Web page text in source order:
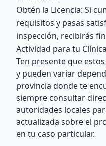
Obtén la Licencia: Si
requisitos y pasas
inspección, recibirás
Actividad para tu
Ten presente que
y pueden variar
provincia donde te
siempre consultar
autoridades locales
actualizada sobre el
en tu caso particular.